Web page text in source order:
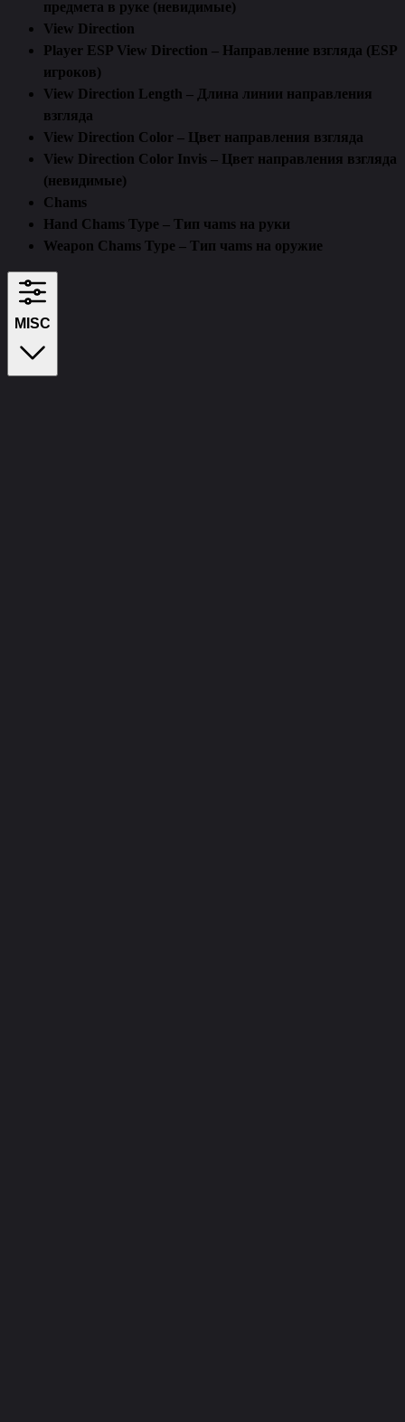
предмета в руке (невидимые)
View Direction
Player ESP View Direction – Направление взгляда (ESP
игроков)
View Direction Length – Длина линии направления
взгляда
View Direction Color – Цвет направления взгляда
View Direction Color Invis – Цвет направления взгляда
(невидимые)
Chams
Hand Chams Type – Тип чams на руки
Weapon Chams Type – Тип чams на оружие
MISC